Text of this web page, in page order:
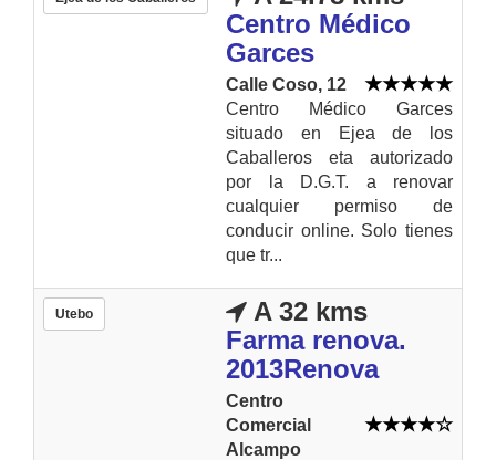
Centro Médico
Garces
Calle Coso, 12
Centro Médico Garces
situado en Ejea de los
Caballeros eta autorizado
por la D.G.T. a renovar
cualquier permiso de
conducir online. Solo tienes
que tr...
Utebo
A 32 kms
Farma renova.
2013Renova
Centro
Comercial
Alcampo